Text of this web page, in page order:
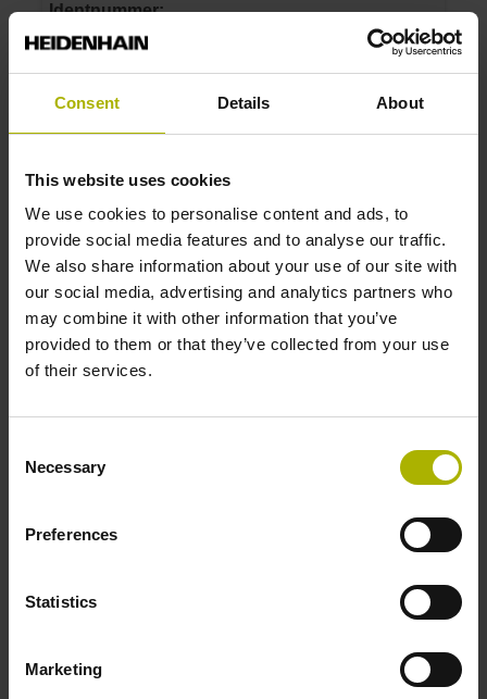
Consent Details About
This website uses cookies
We use cookies to personalise content and ads, to
provide social media features and to analyse our traffic.
We also share information about your use of our site with
our social media, advertising and analytics partners who
may combine it with other information that you’ve
provided to them or that they’ve collected from your use
of their services.
Selection
Necessary
Preferences
Statistics
Marketing
Identnummer:
385430-06
Schutzart:
HTL Rechtecksignale, HTL-Pegel
Identnummer:
385430-07
Produkt:
ERN 430 1250 01 -03 K 1,00 02 68A14 64 01 ..
Ausgangssignal:
385430-08
ERN 430 500 27S12-03 R 0,00 .. 68A14 64 01